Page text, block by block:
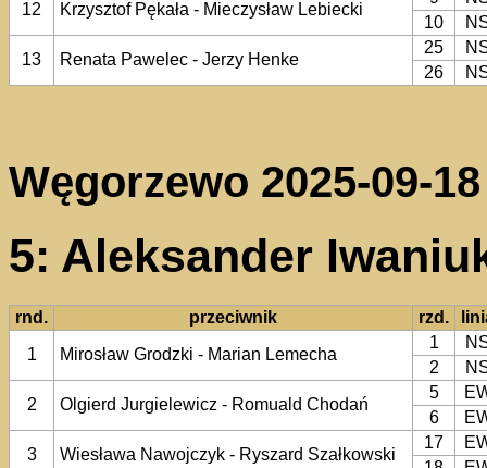
12
Krzysztof Pękała - Mieczysław Lebiecki
10
13
Renata Pawelec - Jerzy Henke
25
26
Węgorzewo 2025-09-18
5: Aleksander
rnd. przeciwnik rzd.
1
Mirosław Grodzki - Marian Lemecha
1
2
2
Olgierd Jurgielewicz - Romuald Chodań
5
6
3
Wiesława Nawojczyk - Ryszard Szałkowski
17